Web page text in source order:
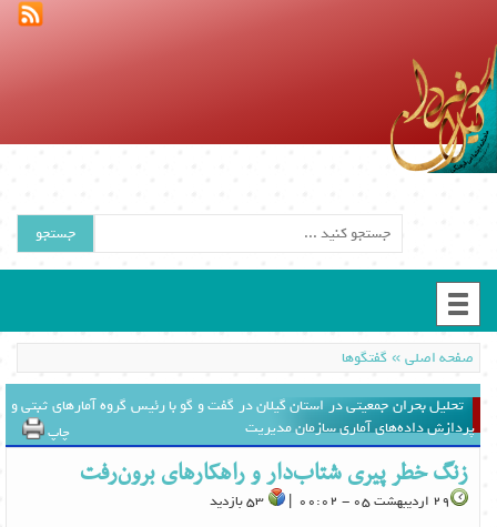
جستجو
صفحه اصلی»گفتگوها
تحلیل بحران جمعیتی در استان گیلان در گفت و گو با رئیس گروه آمارهای ثبتی و
پردازش داده‌های آماری سازمان مدیریت
چاپ
زنگ خطر پیری شتاب‌دار و راهکارهای برون‌رفت
29 اردیبهشت 05 - 00:02 |